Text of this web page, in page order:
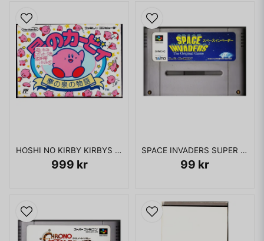
HOSHI NO KIRBY KIRBYS ADVENTURE FAMICOM
999 kr
SPACE INVADERS SUPER FAMICOM
99 kr